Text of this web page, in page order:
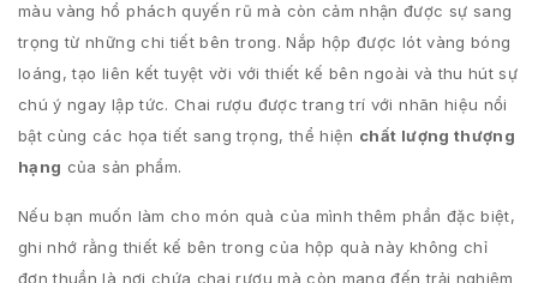
màu vàng hổ phách quyến rũ mà còn cảm nhận được sự sang
trọng từ những chi tiết bên trong. Nắp hộp được lót vàng bóng
loáng, tạo liên kết tuyệt vời với thiết kế bên ngoài và thu hút sự
chú ý ngay lập tức. Chai rượu được trang trí với nhãn hiệu nổi
bật cùng các họa tiết sang trọng, thể hiện chất lượng thượng
hạng của sản phẩm.
Nếu bạn muốn làm cho món quà của mình thêm phần đặc biệt,
ghi nhớ rằng thiết kế bên trong của hộp quà này không chỉ
đơn thuần là nơi chứa chai rượu mà còn mang đến trải nghiệm